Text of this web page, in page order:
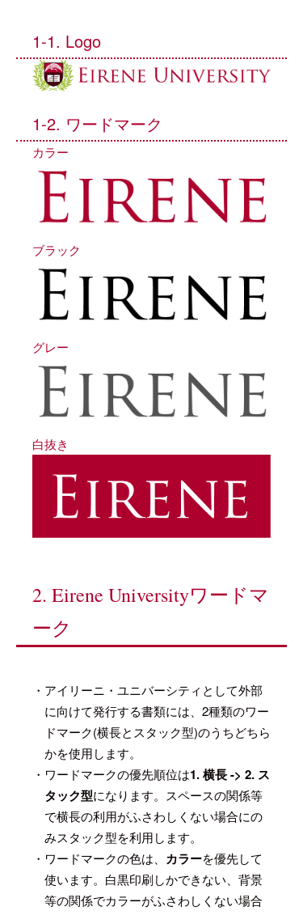
1-1. Logo
1-2. ワードマーク
カラー
ブラック
グレー
白抜き
2. Eirene Universityワードマ
ーク
・アイリーニ・ユニバーシティとして外部
に向けて発行する書類には、2種類のワー
ドマーク(横長とスタック型)のうちどちら
かを使用します。
・ワードマークの優先順位は1. 横長 -> 2. ス
タック型になります。スペースの関係等
で横長の利用がふさわしくない場合にの
みスタック型を利用します。
・ワードマークの色は、 カラーを優先して
使います。白黒印刷しかできない、背景
等の関係でカラーがふさわしくない場合